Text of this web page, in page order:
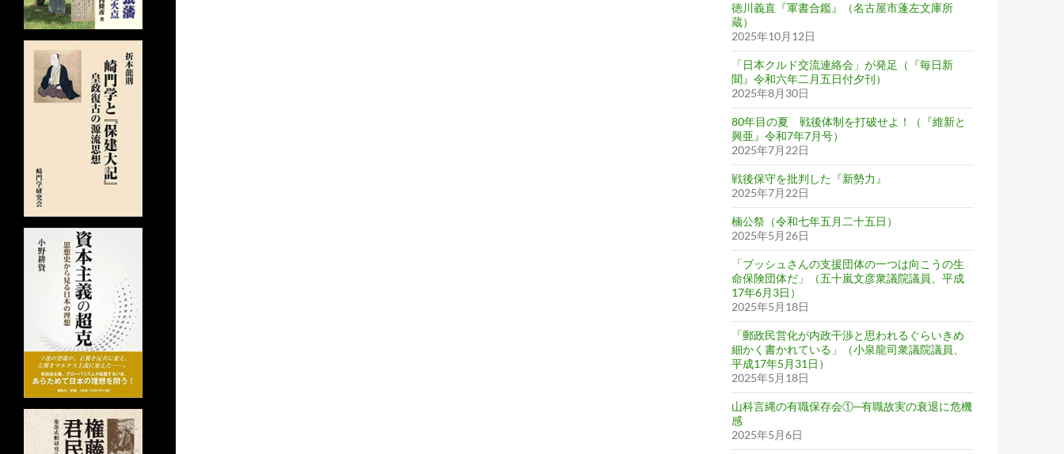
徳川義直『軍書合鑑』（名古屋市蓬左文庫所
蔵）
2025年10月12日
「日本クルド交流連絡会」が発足（『毎日新
聞』令和六年二月五日付夕刊）
2025年8月30日
80年目の夏 戦後体制を打破せよ！（『維新と
興亜』令和7年7月号）
2025年7月22日
戦後保守を批判した『新勢力』
2025年7月22日
楠公祭（令和七年五月二十五日）
2025年5月26日
「ブッシュさんの支援団体の一つは向こうの生
命保険団体だ」（五十嵐文彦衆議院議員、平成
17年6月3日）
2025年5月18日
「郵政民営化が内政干渉と思われるぐらいきめ
細かく書かれている」（小泉龍司衆議院議員、
平成17年5月31日）
2025年5月18日
山科言縄の有職保存会①─有職故実の衰退に危機
感
2025年5月6日